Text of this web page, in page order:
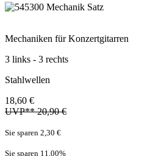
Mechaniken für Konzertgitarren
3 links - 3 rechts
Stahlwellen
18,60 €
UVP** 20,90 €
Sie sparen 2,30 €
Sie sparen 11,00%